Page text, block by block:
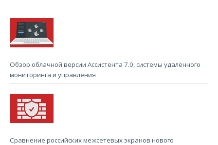
Обзор облачной версии Ассистента 7.0, системы удалённого
мониторинга и управления
Сравнение российских межсетевых экранов нового